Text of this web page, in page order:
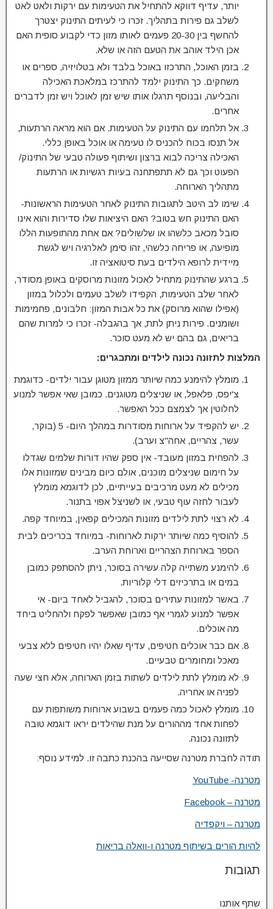
יותר, עדיף דווקא להתחיל את הטעימות עם ירקות ולאט לאט
לשלב גם פירות בתהליך. זכרו כי לעיתים התינוק יצטרך
להחשף בין 20-30 פעמים לאותו מזון כדי לקבוע סופית האם
אכן הילד אוהב את הטעם הזה או שלא.
בזמן האוכל, התרכזו באוכל בלבד ולא בטלויזיה, ספרים או
משחקים. כך התינוק ילמד להתרכז במלאכת האכילה
והבליעה, ובנוסף תרגלו אותו שיש זמן לאוכל ויש זמן לדברים
אחרים.
אל תלחמו עם התינוק על הטעימות. אם הוא מראה הרתעות,
אל תנסו בכוח להכניס לו טעימה או אוכל באופן כללי.
האכילה צריכה לבוא ברצון ושיתוף פעולה טבעי של התינוק/
הפעוט וכך גם לא תתפתחנה בעיות רגשיות או הרתעות
מתהליך הארוחה.
שימו לב היטב לתגובות התינוק לאחר הטעימות הראשונות-
האם התינוק חש בטוב? האם היציאות שלו סדירות והוא אינו
סובל מכאב כלשהו או שלשולים? אם אחת מהתופעות הללו
מופיעה, או פריחה כלשהי, זהו סימן לאלרגיה ויש לגשת
מיידית לרופא הילדים בעת סיטואציה זו.
ברגע שהתינוק מתחיל לאכול מזונות מרוסקים באופן מסודר,
לאחר שלב הטעימות, הקפידו לשלב טעמים ולכלול במזון
(אפילו שהוא מרוסק) את כל אבות המזון: חלבונים, פחמימות
ושומנים. פירות ניתן לתת, אך בהגבלה- זכרו כי למרות שהם
בריאים, גם בהם יש לא מעט סוכר.
המלצות לתזונה נכונה לילדים ומתבגרים:
מומלץ להימנע כמה שיותר ממזון מטוגן עבור ילדים- כדוגמת
צ'יפס, פלאפל, או שניצלים מטוגנים. כמובן שאי אפשר למנוע
לחלוטין אך לצמצם ככל האפשר.
יש להקפיד על ארוחות מסודרות במהלך היום- 5 (בוקר,
עשר, צהריים, אחה"צ וערב).
להפחית במזון מעובד- אין ספק שהיו דורות שלמים שגדלו
על חימום שניצלים מוכנים, אולם כיום מבינים שמזונות אלו
מכילים לא מעט מרכיבים בעייתיים, לכן לדוגמא מומלץ
לעבור לחזה עוף טבעי, או לשניצל אפוי בתנור.
לא רצוי לתת לילדים מזונות המכילים קפאין, במיוחד קפה.
להוסיף כמה שיותר ירקות לארוחות- במיוחד בכריכים לבית
הספר בארוחת הצהריים וארוחת הערב.
להימנע משתייה קלה עשירה בסוכר, ניתן להסתפק כמובן
במים או בתרכיזים דלי קלוריות.
באשר למזונות עתירים בסוכר, להגביל לאחד ביום- אי
אפשר למנוע לגמרי אף כמובן שאפשר לפקח ולהחליט ביחד
מה אוכלים.
אם כבר אוכלים חטיפים, עדיף שאלו יהיו חטיפים ללא צבעי
מאכל ומחומרים טבעיים.
לא מומלץ לתת לילדים לשתות בזמן הארוחה, אלא חצי שעה
לפניה או אחריה.
מומלץ לאכול כמה פעמים בשבוע ארוחות משותפות עם
לפחות אחד מההורים על מנת שהילדים יראו דוגמא טובה
לתזונה נכונה.
תודה לחברת מטרנה שסייעה בהכנת כתבה זו. למידע נוסף:
מטרנה- YouTube
מטרנה – Facebook
מטרנה – ויקפדיה
להיות הורים בשיתוף מטרנה ו-וואלה בריאות
תגובות
שתף אותנו